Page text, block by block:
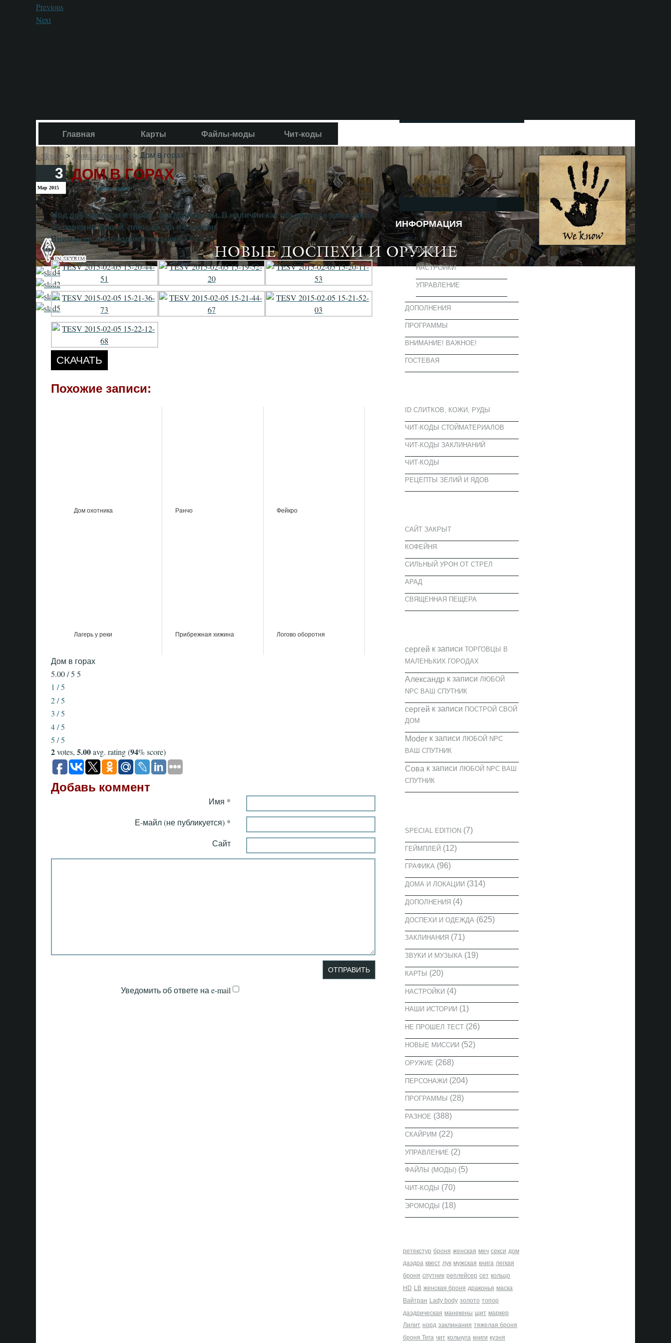
Previous
Next
Главная Карты Файлы-моды Чит-коды
Skyrim>Дома и локации> Дом в горах
3
Мар 2015
ДОМ В ГОРАХ
Категория:Дома и локацииПросмотров: 9 148
Мод добавит дом в горах, под Маркартом. В наличии как обычно все для крафта
и хранения вещей, плюс сауна и бассейн.
Внимание, необходимо наличие 3 DLC!
СКАЧАТЬ
Похожие записи:
Дом охотника Ранчо Фейкро
Лагерь у реки Прибрежная хижина Логово оборотня
Дом в горах
5.00 / 5 5
1 / 5
2 / 5
3 / 5
4 / 5
5 / 5
2votes, 5.00avg. rating (94% score)
Добавь коммент
Имя *
Е-майл (не публикуется) *
Сайт
Уведомить об ответе на e-mail
ИНФОРМАЦИЯ
СКАЙРИМ
НАСТРОЙКИ
УПРАВЛЕНИЕ
ДОПОЛНЕНИЯ
ПРОГРАММЫ
ВНИМАНИЕ! ВАЖНОЕ!
ГОСТЕВАЯ
ID СЛИТКОВ, КОЖИ, РУДЫ
ЧИТ-КОДЫ СТОЙМАТЕРИАЛОВ
ЧИТ-КОДЫ ЗАКЛИНАНИЙ
ЧИТ-КОДЫ
РЕЦЕПТЫ ЗЕЛИЙ И ЯДОВ
САЙТ ЗАКРЫТ
КОФЕЙНЯ
CИЛЬНЫЙ УРОН ОТ СТРЕЛ
АРАД
СВЯЩЕННАЯ ПЕЩЕРА
cергей к записи ТОРГОВЦЫ В
МАЛЕНЬКИХ ГОРОДАХ
Александрк записи ЛЮБОЙ
NPC ВАШ СПУТНИК
cергей к записи ПОСТРОЙ СВОЙ
ДОМ
Moderк записи ЛЮБОЙ NPC
ВАШ СПУТНИК
Сова к записи ЛЮБОЙ NPC ВАШ
СПУТНИК
SPECIAL EDITION(7)
ГЕЙМПЛЕЙ(12)
ГРАФИКА (96)
ДОМА И ЛОКАЦИИ(314)
ДОПОЛНЕНИЯ(4)
ДОСПЕХИ И ОДЕЖДА (625)
ЗАКЛИНАНИЯ(71)
ЗВУКИ И МУЗЫКА (19)
КАРТЫ (20)
НАСТРОЙКИ(4)
НАШИ ИСТОРИИ(1)
НЕ ПРОШЕЛ ТЕСТ(26)
НОВЫЕ МИССИИ(52)
ОРУЖИЕ (268)
ПЕРСОНАЖИ(204)
ПРОГРАММЫ (28)
РАЗНОЕ (388)
СКАЙРИМ (22)
УПРАВЛЕНИЕ (2)
ФАЙЛЫ (МОДЫ)(5)
ЧИТ-КОДЫ (70)
ЭРОМОДЫ (18)
ретекстур броня женская меч секси дом
даэдра квест лук мужская книга легкая
броня спутник реплейсер сет кольцо
HD LB женская броня драконья маска
Вайтран Lady body золото топор
даэдрическая манекены щит маркер
Лилит норд заклинания тяжелая броня
броня Tera чит кольчуга книги кузня